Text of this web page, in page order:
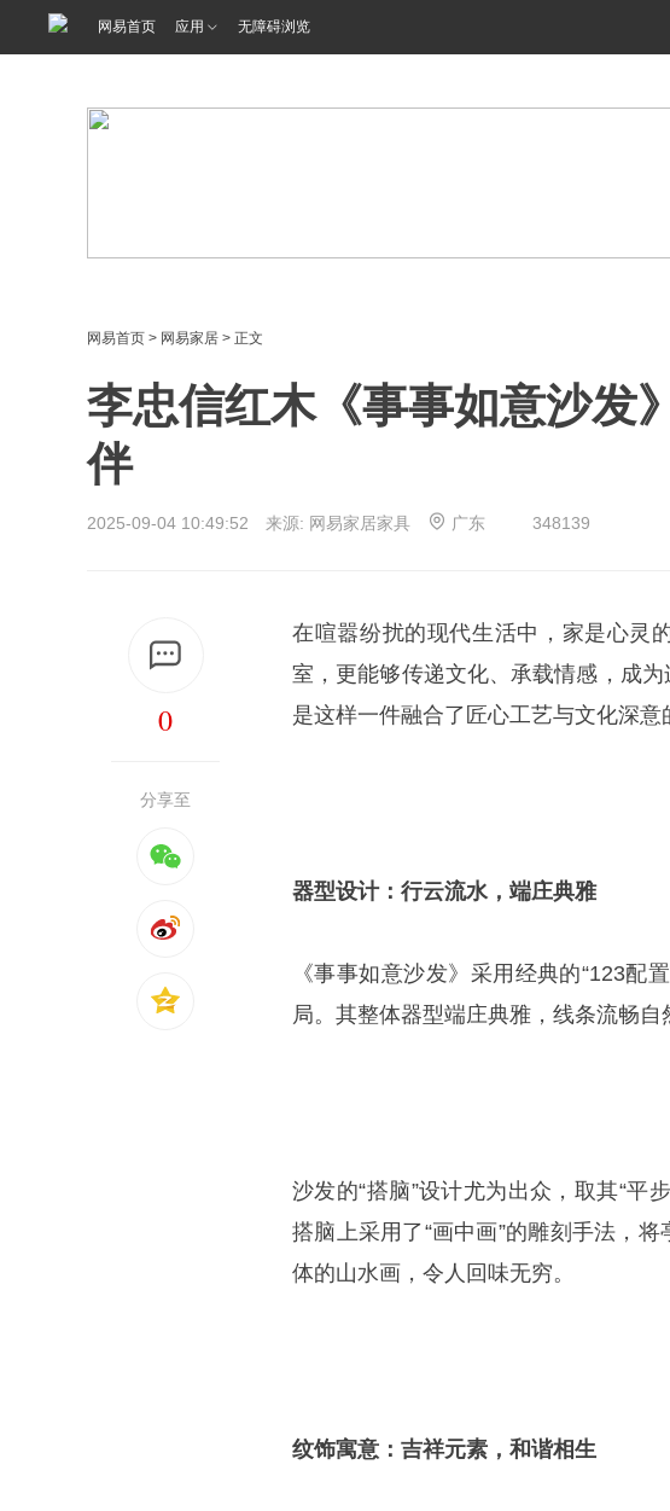
网易首页 应用 无障碍浏览
网易首页 > 网易家居 > 正文
李忠信红木《事事如意沙发
伴
2025-09-04 10:49:52 来源: 网易家居家具 广东 348139
0
分享至
在喧嚣纷扰的现代生活中，家是心灵
室，更能够传递文化、承载情感，成
是这样一件融合了匠心工艺与文化深
器型设计：行云流水，端庄典雅
《事事如意沙发》采用经典的“123配
局。其整体器型端庄典雅，线条流畅自
沙发的“搭脑”设计尤为出众，取其“平
搭脑上采用了“画中画”的雕刻手法，
体的山水画，令人回味无穷。
纹饰寓意：吉祥元素，和谐相生